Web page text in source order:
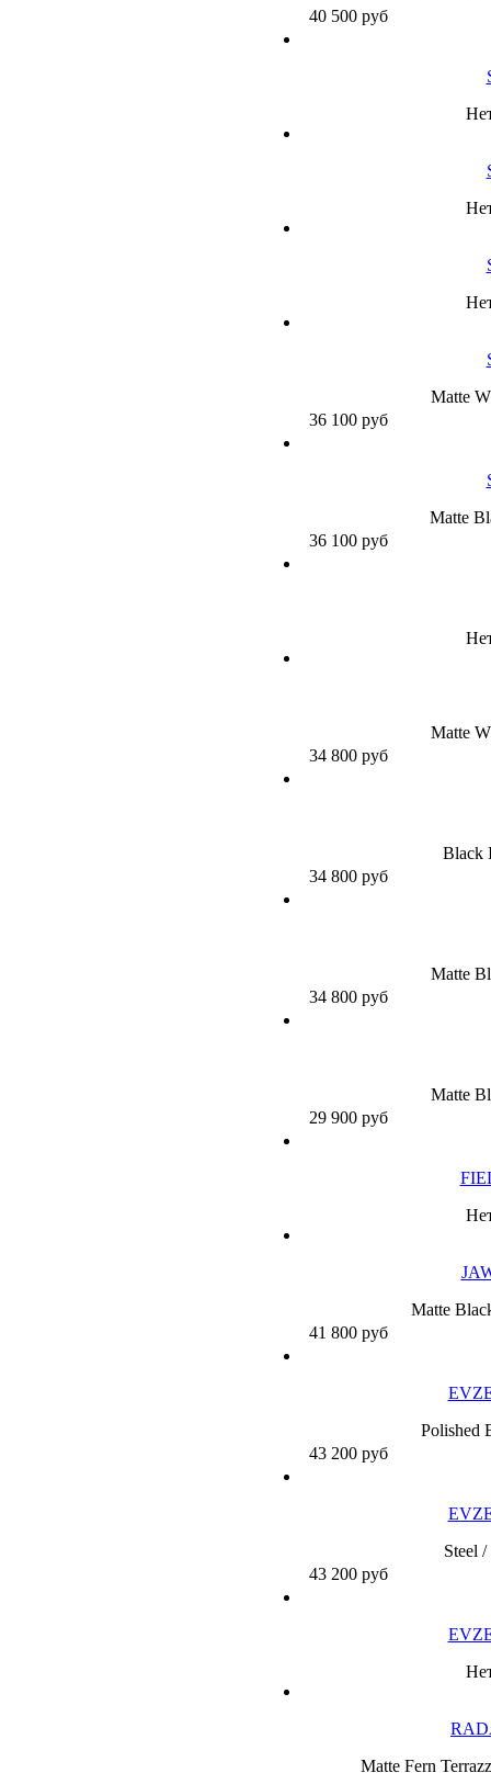
40 500 руб
Matte
36 100 руб
Matte
36 100 руб
Matte
34 800 руб
Black
34 800 руб
Matte
34 800 руб
Matte
29 900 руб
Matte
41 800 руб
Polished
43 200 руб
Steel
43 200 руб
Matte Fern